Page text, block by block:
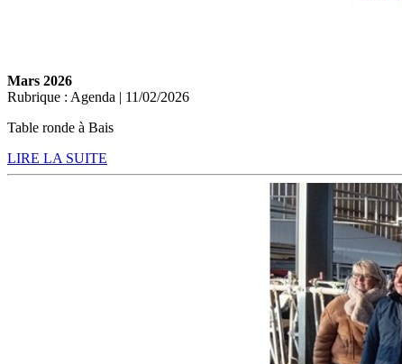
Mars 2026
Rubrique : Agenda | 11/02/2026
Table ronde à Bais
LIRE LA SUITE